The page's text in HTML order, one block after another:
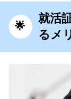
就活
るメ